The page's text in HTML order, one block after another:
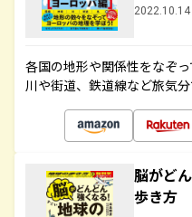
2022.10.14
各国の地形や関係性をなぞ
川や街道、鉄道線など旅気
脳がど
歩き方